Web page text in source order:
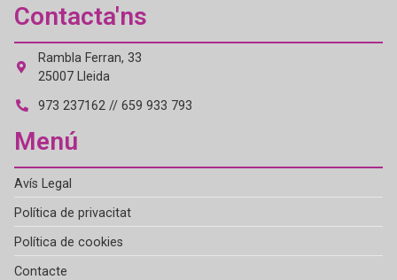
Contacta'ns
Rambla Ferran, 33
25007 Lleida
973 237162 // 659 933 793
Menú
Avís Legal
Política de privacitat
Política de cookies
Contacte